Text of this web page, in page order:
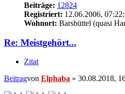
Beiträge: 12824
Registriert: 12.06.2006,
Wohnort: Barsbüttel (quasi
Re: Meistgehört...
Zitat
Beitragvon Elphaba » 30.08.2018,